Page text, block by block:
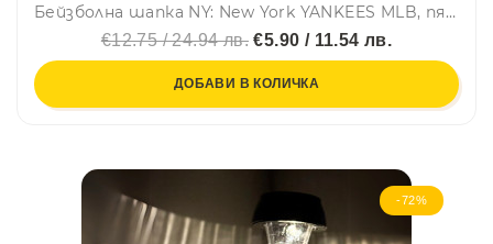
Бейзболна шапка NY: New York YANKEES MLB, пясъчно бежаво, маслено зелено лого, 100% памук, унисекс
€12.75 / 24.94 лв. €5.90 / 11.54 лв.
ДОБАВИ В КОЛИЧКА
-72%